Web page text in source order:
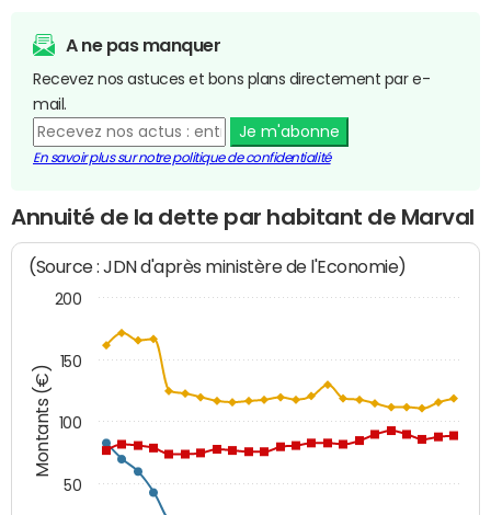
A ne pas manquer
Recevez nos astuces et bons plans directement par e-
mail.
Je m'abonne
En savoir plus sur notre politique de confidentialité
Annuité de la dette par habitant de Marval
Montants (€)
(Source : JDN d'après ministère de l'Economie)
50
100
150
200